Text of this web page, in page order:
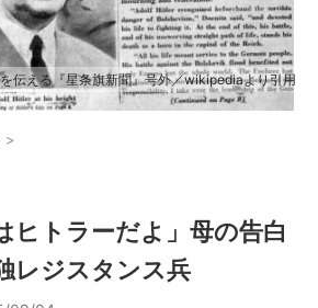
伝える『星条旗新聞』号外／wikipediaより引用
>
ヒトラーだよ」母の告白
レジスタンス兵